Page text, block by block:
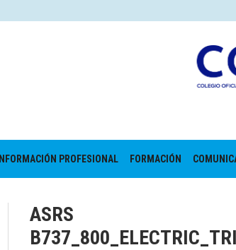
INFORMACIÓN PROFESIONAL FORMACIÓN
ASRS